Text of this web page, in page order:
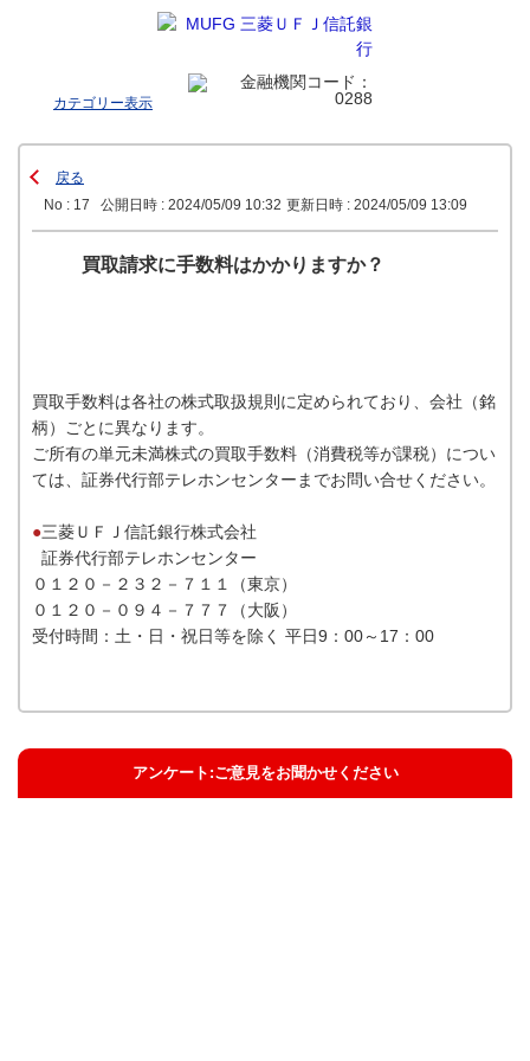
カテゴリー表示
戻る
No : 17
公開日時 : 2024/05/09 10:32 更新日時 : 2024/05/09 13:09
買取請求に手数料はかかりますか？
買取手数料は各社の株式取扱規則に定められており、会社（銘
柄）ごとに異なります。
ご所有の単元未満株式の買取手数料（消費税等が課税）につい
ては、証券代行部テレホンセンターまでお問い合せください。
●三菱ＵＦＪ信託銀行株式会社
証券代行部テレホンセンター
０１２０－２３２－７１１（東京）
０１２０－０９４－７７７（大阪）
受付時間：土・日・祝日等を除く 平日9：00～17：00
アンケート:ご意見をお聞かせください